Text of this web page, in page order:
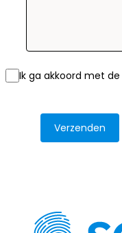
Ik ga akkoord met de
Verzenden